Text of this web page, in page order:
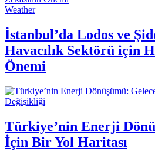
Weather
İstanbul’da Lodos ve
Havacılık Sektörü için
Önemi
Değişikliği
Türkiye’nin Enerji
İçin Bir Yol Haritası